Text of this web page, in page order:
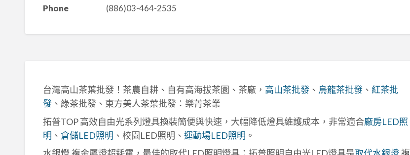
Phone
(886)03-464-2535
台灣高山茶葉批發！茶農自耕、自有高海拔茶園、茶廠， 高山茶批發、 烏龍茶批發、 紅茶批
發、綠茶批發、東方美人茶葉批發：樂菁茶業
拓普TOP 高效自由光系列燈具換裝簡便與快速，大幅降低燈具維護成本，非常適合廠房LED照
明 、 倉儲LED照明 、校園LED照明、 運動場LED照明 。